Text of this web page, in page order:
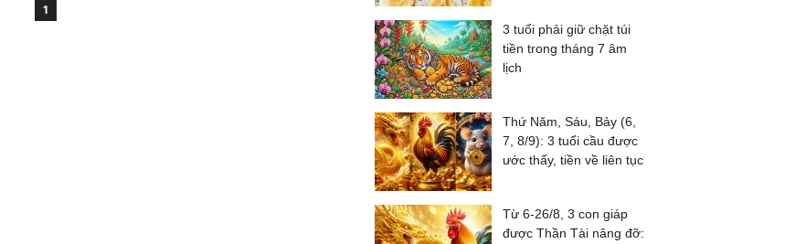
1
3 tuổi phải giữ chặt túi
tiền trong tháng 7 âm
lịch
Thứ Năm, Sáu, Bảy (6,
7, 8/9): 3 tuổi cầu được
ước thấy, tiền về liên tục
Từ 6-26/8, 3 con giáp
được Thần Tài nâng đỡ: